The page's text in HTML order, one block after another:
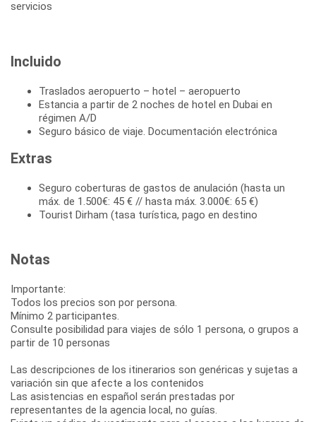
Incluido
Traslados aeropuerto – hotel – aeropuerto
Estancia a partir de 2 noches de hotel en Dubai en
régimen A/D
Seguro básico de viaje. Documentación electrónica
Extras
Seguro coberturas de gastos de anulación (hasta un
máx. de 1.500€: 45 € // hasta máx. 3.000€: 65 €)
Tourist Dirham (tasa turística, pago en destino
Notas
Importante:
Todos los precios son por persona.
Mínimo 2 participantes.
Consulte posibilidad para viajes de sólo 1 persona, o grupos a
partir de 10 personas
Las descripciones de los itinerarios son genéricas y sujetas a
variación sin que afecte a los contenidos
Las asistencias en español serán prestadas por
representantes de la agencia local, no guías.